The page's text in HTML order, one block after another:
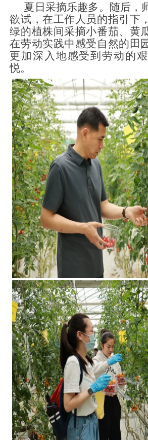
夏日采摘乐趣多。随后，
欲试，在工作人员的指引下
绿的植株间采摘小番茄、黄
在劳动实践中感受自然的田
更加深入地感受到劳动的
悦。